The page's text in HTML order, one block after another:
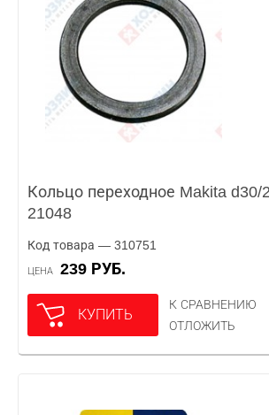
Кольцо переходное Makita
21048
Код товара — 310751
ЦЕНА 239 РУБ.
КУПИТЬ
К СРАВНЕНИЮ
ОТЛОЖИТЬ